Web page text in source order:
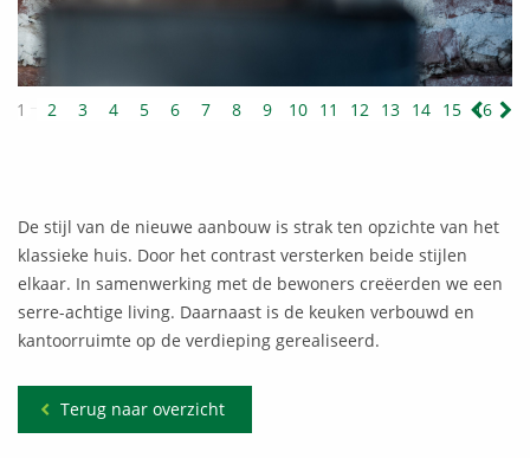
1 2 3 4 5 6 7 8 9 10 11 12 13 14 15 16
De stijl van de nieuwe aanbouw is strak ten opzichte van het
klassieke huis. Door het contrast versterken beide stijlen
elkaar. In samenwerking met de bewoners creëerden we een
serre-achtige living. Daarnaast is de keuken verbouwd en
kantoorruimte op de verdieping gerealiseerd.
Terug naar overzicht